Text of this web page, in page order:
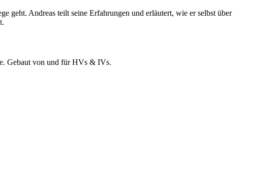
geht. Andreas teilt seine Erfahrungen und erläutert, wie er selbst über
Gebaut von und für HVs & IVs.